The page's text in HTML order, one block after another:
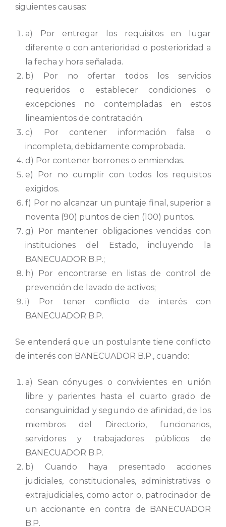
siguientes causas:
a) Por entregar los requisitos en lugar
diferente o con anterioridad o posterioridad a
la fecha y hora señalada.
b) Por no ofertar todos los servicios
requeridos o establecer condiciones o
excepciones no contempladas en estos
lineamientos de contratación.
c) Por contener información falsa o
incompleta, debidamente comprobada.
d) Por contener borrones o enmiendas.
e) Por no cumplir con todos los requisitos
exigidos.
f) Por no alcanzar un puntaje final, superior a
noventa (90) puntos de cien (100) puntos.
g) Por mantener obligaciones vencidas con
instituciones del Estado, incluyendo la
BANECUADOR B.P.;
h) Por encontrarse en listas de control de
prevención de lavado de activos;
i) Por tener conflicto de interés con
BANECUADOR B.P.
Se entenderá que un postulante tiene conflicto
de interés con BANECUADOR B.P., cuando:
a) Sean cónyuges o convivientes en unión
libre y parientes hasta el cuarto grado de
consanguinidad y segundo de afinidad, de los
miembros del Directorio, funcionarios,
servidores y trabajadores públicos de
BANECUADOR B.P.
b) Cuando haya presentado acciones
judiciales, constitucionales, administrativas o
extrajudiciales, como actor o, patrocinador de
un accionante en contra de BANECUADOR
B.P.